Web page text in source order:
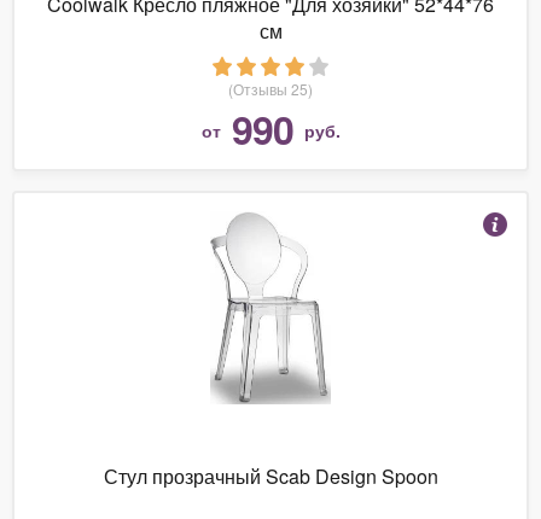
см
(Отзывы 25)
от 990 руб.
Стул прозрачный Scab Design Spoon